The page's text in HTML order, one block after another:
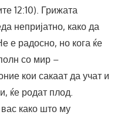
12:10). Грижата
непријатно, како да
е радосно, но кога ќе
со мир –
кои сакаат да учат и
ќе родат плод.
како што му